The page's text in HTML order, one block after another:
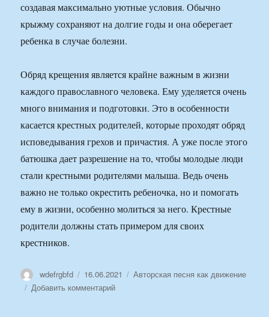
создавая максимально уютные условия. Обычно
крыжму сохраняют на долгие годы и она оберегает
ребенка в случае болезни.
Обряд крещения является крайне важным в жизни
каждого православного человека. Ему уделяется очень
много внимания и подготовки. Это в особенности
касается крестных родителей, которые проходят обряд
исповедывания грехов и причастия. А уже после этого
батюшка дает разрешение на то, чтобы молодые люди
стали крестными родителями малыша. Ведь очень
важно не только окрестить ребеночка, но и помогать
ему в жизни, особенно молиться за него. Крестные
родители должны стать примером для своих
крестников.
Автор
wdefrgbfd Опубликовано
16.06.2021 Рубрики
Авторская песня как движение
Добавить комментарийк